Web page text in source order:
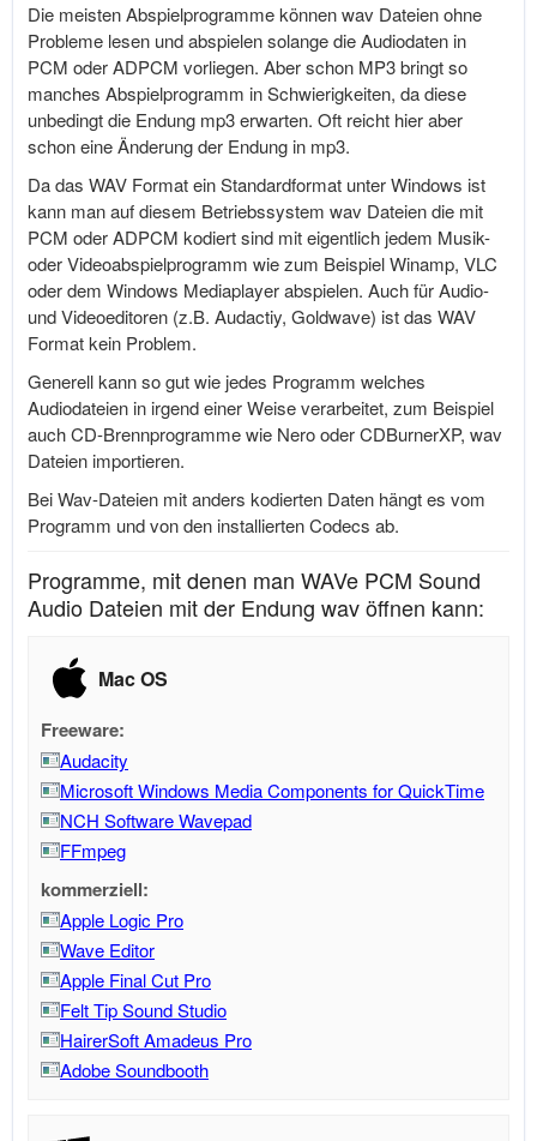
Die meisten Abspielprogramme können wav Dateien ohne
Probleme lesen und abspielen solange die Audiodaten in
PCM oder ADPCM vorliegen. Aber schon MP3 bringt so
manches Abspielprogramm in Schwierigkeiten, da diese
unbedingt die Endung mp3 erwarten. Oft reicht hier aber
schon eine Änderung der Endung in mp3.
Da das WAV Format ein Standardformat unter Windows ist
kann man auf diesem Betriebssystem wav Dateien die mit
PCM oder ADPCM kodiert sind mit eigentlich jedem Musik-
oder Videoabspielprogramm wie zum Beispiel Winamp, VLC
oder dem Windows Mediaplayer abspielen. Auch für Audio-
und Videoeditoren (z.B. Audactiy, Goldwave) ist das WAV
Format kein Problem.
Generell kann so gut wie jedes Programm welches
Audiodateien in irgend einer Weise verarbeitet, zum Beispiel
auch CD-Brennprogramme wie Nero oder CDBurnerXP, wav
Dateien importieren.
Bei Wav-Dateien mit anders kodierten Daten hängt es vom
Programm und von den installierten Codecs ab.
Programme, mit denen man WAVe PCM Sound
Audio Dateien mit der Endung wav öffnen kann:
Mac OS
Freeware:
Audacity
Microsoft Windows Media Components for QuickTime
NCH Software Wavepad
FFmpeg
kommerziell:
Apple Logic Pro
Wave Editor
Apple Final Cut Pro
Felt Tip Sound Studio
HairerSoft Amadeus Pro
Adobe Soundbooth